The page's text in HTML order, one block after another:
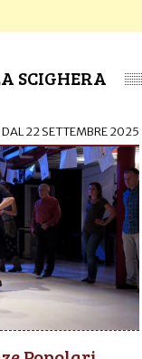
SCIGHERA
DAL22 SETTEMBRE 2025